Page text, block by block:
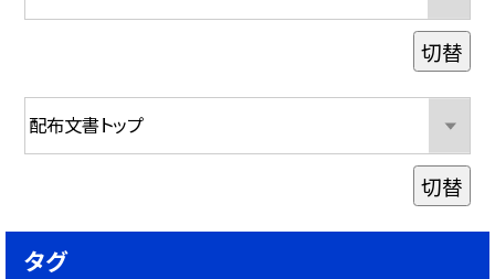
切替
切替
タグ